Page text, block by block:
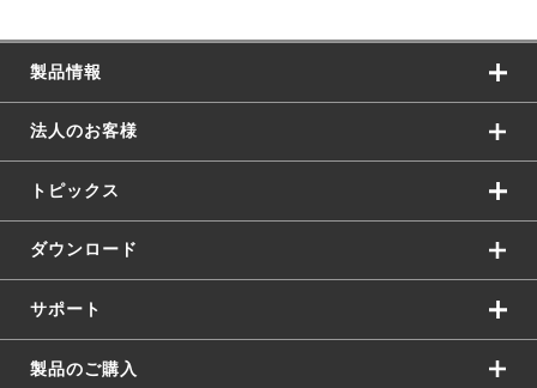
製品情報
法人のお客様
トピックス
ダウンロード
サポート
製品のご購入